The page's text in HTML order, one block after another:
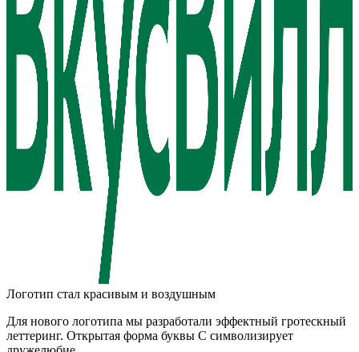
Логотип стал красивым и воздушным
Для нового логотипа мы разработали эффектный гротескный
леттеринг. Открытая форма буквы С символизирует